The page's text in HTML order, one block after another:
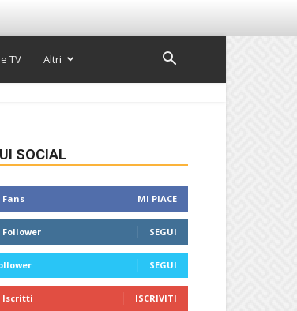
TV Altri
SOCIAL
Fans MI PIACE
Follower SEGUI
SEGUI
Iscritti ISCRIVITI